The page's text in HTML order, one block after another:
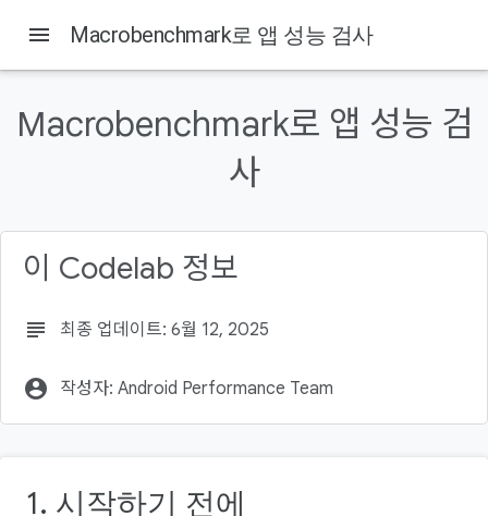
Android Developers
1. 시작하기 전에
필요한 항목
menu Macrobenchmark로 앱 성능 검사
Macrobenchmark로 앱 성능 검
사
이 Codelab 정보
subject 최종 업데이트: 6월 12, 2025
account_circle 작성자: Android Performance Team
1. 시작하기 전에